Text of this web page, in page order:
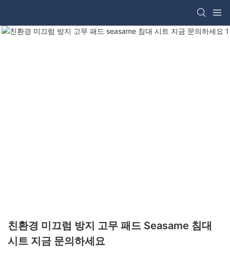
친환경 미끄럼 방지 고무 패드 Seasame 침대
시트 지금 문의하세요